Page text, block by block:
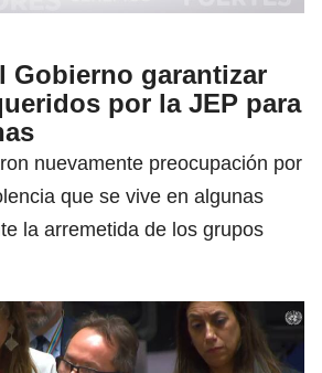
Gobierno garantizar
por la JEP para
nuevamente preocupación por
que se vive en algunas
la arremetida de los grupos